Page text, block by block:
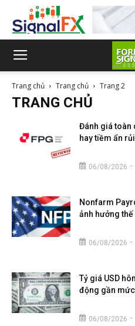
Trang chủ Trang chủ Trang 2
TRANG CHỦ
Đánh giá toàn
hay tiềm ẩn
06/08/2026 -
Nonfarm
ảnh hưởng
06/08/2026 -
Tỷ giá USD
động gần
06/08/2026 -